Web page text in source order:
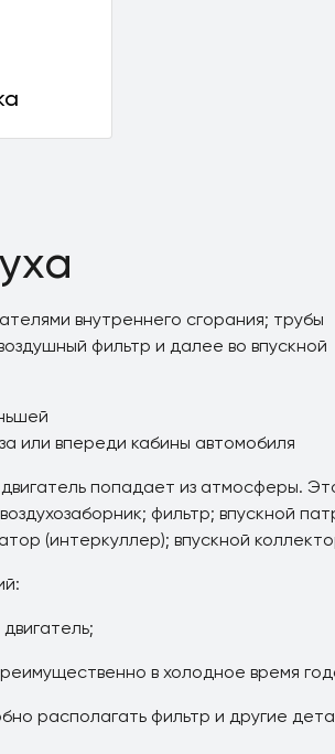
внутреннего сгорания; трубы
фильтр и далее во впускной
или впереди кабины автомобиля
двигатель попадает из атмосферы.
фильтр; впускной
(интеркуллер); впускной
в холодное время
располагать фильтр и другие